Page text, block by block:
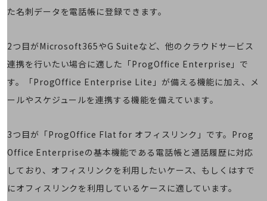
お知らせ
社外からの評価実績
サステナビリティ
サステナビリティTOP
サステナビリティ基本方針
サステナビリティレポート
ダイバーシティ
経営情報
た名刺データを電話帳に登録できます。
2つ目がMicrosoft365やG Suiteなど、他のクラウドサービス
連携を行いたい場合に適した「ProgOffice Enterprise」で
す。「ProgOffice Enterprise Lite」が備える機能に加え、メ
ールやスケジュールを連携する機能を備えています。
3つ目が「ProgOffice Flat for オフィスリンク」です。Prog
Office Enterpriseの基本機能である電話帳と通話履歴に対応
しており、オフィスリンクを利用したいケース、もしくはすで
にオフィスリンクを利用しているケースに適しています。